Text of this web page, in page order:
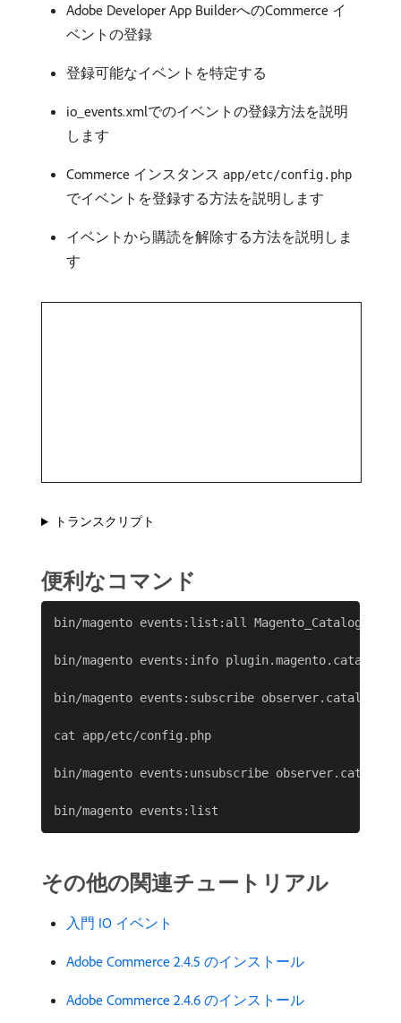
Adobe Developer App BuilderへのCommerce イ
ベントの登録
登録可能なイベントを特定する
io_events.xmlでのイベントの登録方法を説明
します
Commerce インスタンス app/etc/config.php
でイベントを登録する方法を説明します
イベントから購読を解除する方法を説明しま
す
トランスクリプト
便利なコマンド
bin/magento events:list:all Magento_Catalog
bin/magento events:info
bin/magento events:subscribe
cat app/etc/config.php
bin/magento events:unsubscribe
その他の関連チュートリアル
入門 IO イベント
Adobe Commerce 2.4.5 のインストール
Adobe Commerce 2.4.6 のインストール